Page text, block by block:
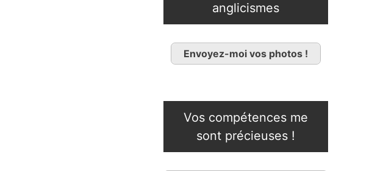
anglicismes
Envoyez-moi vos photos !
Vos compétences me
sont précieuses !